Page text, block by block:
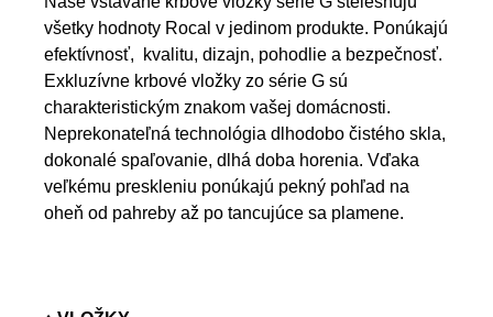
všetky hodnoty Rocal v jedinom produkte. Ponúkajú
efektívnosť, kvalitu, dizajn, pohodlie a bezpečnosť.
Exkluzívne krbové vložky zo série G sú
charakteristickým znakom vašej domácnosti.
Neprekonateľná technológia dlhodobo čistého skla,
dokonalé spaľovanie, dlhá doba horenia. Vďaka
veľkému preskleniu ponúkajú pekný pohľad na
oheň od pahreby až po tancujúce sa plamene.